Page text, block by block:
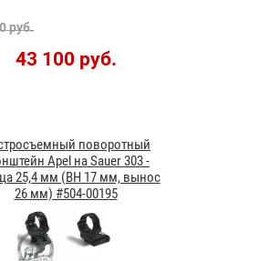
руб.
43 100 руб.
поворотный
Apel на Sauer 303 -
25,4 мм (BH 17 мм, вынос
26 мм) #504-00195